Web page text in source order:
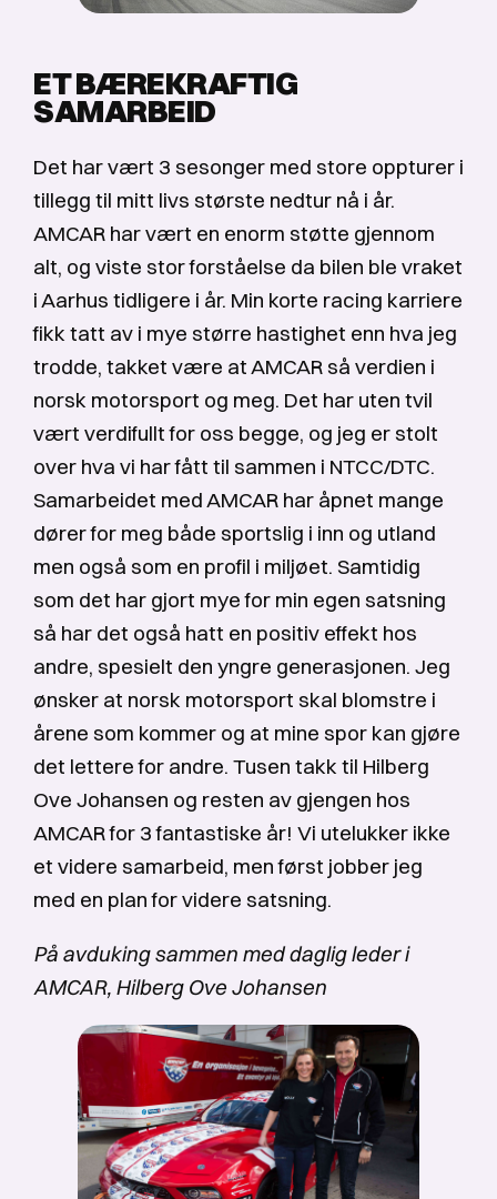
ET BÆREKRAFTIG
SAMARBEID
Det har vært 3 sesonger med store oppturer i
tillegg til mitt livs største nedtur nå i år.
AMCAR har vært en enorm støtte gjennom
alt, og viste stor forståelse da bilen ble vraket
i Aarhus tidligere i år. Min korte racing karriere
fikk tatt av i mye større hastighet enn hva jeg
trodde, takket være at AMCAR så verdien i
norsk motorsport og meg. Det har uten tvil
vært verdifullt for oss begge, og jeg er stolt
over hva vi har fått til sammen i NTCC/DTC.
Samarbeidet med AMCAR har åpnet mange
dører for meg både sportslig i inn og utland
men også som en profil i miljøet. Samtidig
som det har gjort mye for min egen satsning
så har det også hatt en positiv effekt hos
andre, spesielt den yngre generasjonen. Jeg
ønsker at norsk motorsport skal blomstre i
årene som kommer og at mine spor kan gjøre
det lettere for andre. Tusen takk til Hilberg
Ove Johansen og resten av gjengen hos
AMCAR for 3 fantastiske år! Vi utelukker ikke
et videre samarbeid, men først jobber jeg
med en plan for videre satsning.
På avduking sammen med daglig leder i
AMCAR, Hilberg Ove Johansen